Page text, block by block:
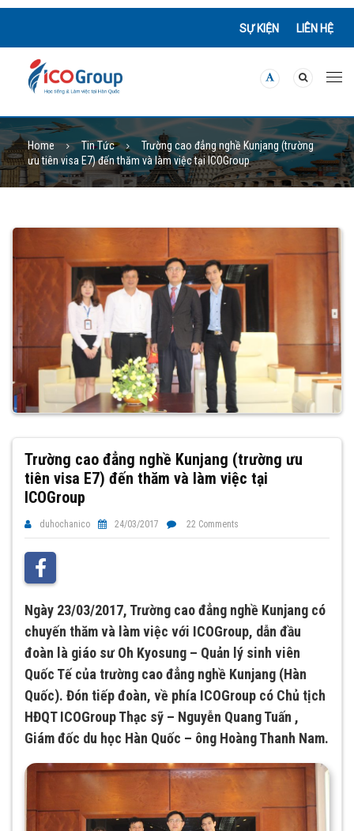
SỰ KIỆN LIÊN HỆ
Home Tin Tức
Trường cao đẳng nghề Kunjang (trường
ưu tiên visa E7) đến thăm và làm việc tại ICOGroup
Trường cao đẳng nghề Kunjang (trường ưu
tiên visa E7) đến thăm và làm việc tại
ICOGroup
duhochanico 24/03/2017 22 Comments
Ngày 23/03/2017, Trường cao đẳng nghề Kunjang có
chuyến thăm và làm việc với ICOGroup, dẫn đầu
đoàn là giáo sưOh Kyosung – Quản lý sinh viên
Quốc Tế của trường cao đẳng nghề Kunjang (Hàn
Quốc). Đón tiếp đoàn, về phía ICOGroup có Chủ tịch
HĐQT ICOGroup Thạc sỹ – Nguyễn Quang Tuấn ,
Giám đốc du học Hàn Quốc – ông Hoàng Thanh Nam.